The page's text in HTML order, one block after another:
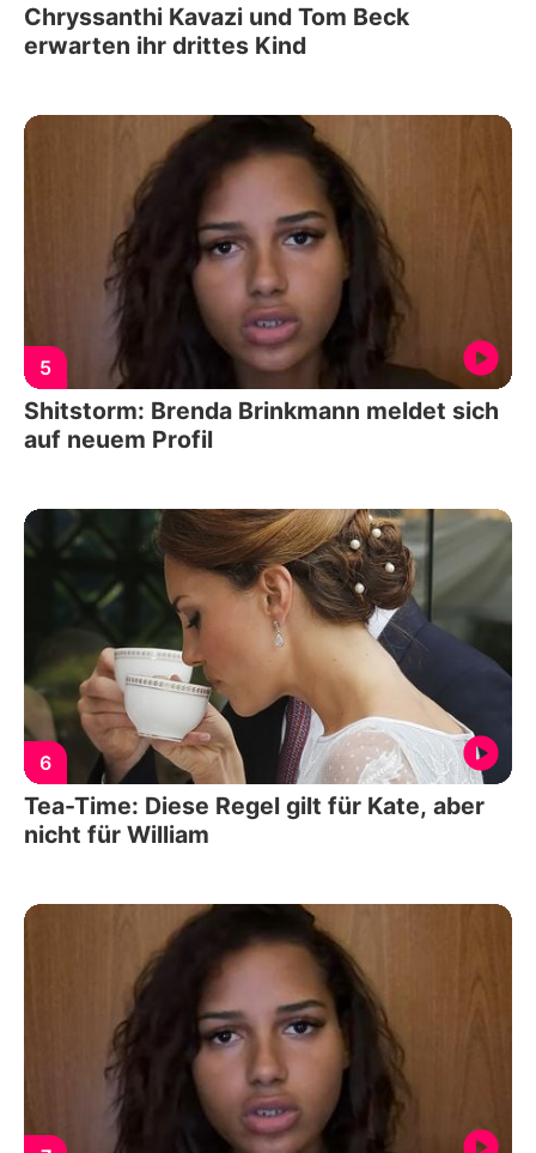
Chryssanthi Kavazi und Tom Beck
erwarten ihr drittes Kind
5
Shitstorm: Brenda Brinkmann meldet sich
auf neuem Profil
6
Tea-Time: Diese Regel gilt für Kate, aber
nicht für William